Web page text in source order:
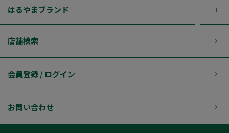
はるやまブランド
店舗検索
会員登録 / ログイン
お問い合わせ